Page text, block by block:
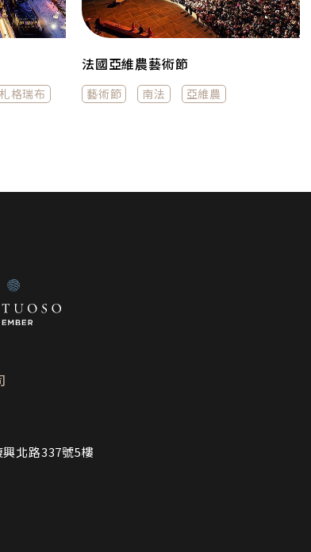
札格瑞布
法國亞維農藝術節
藝術節 南法 亞維農
北路337號5樓